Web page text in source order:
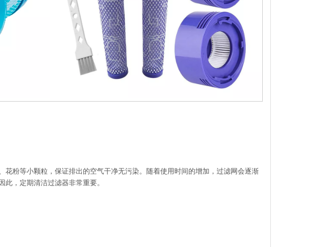
花粉等小颗粒，保证排出的空气干净无污染。随着使用时间的增加，过滤网会逐渐
，定期清洁过滤器非常重要。